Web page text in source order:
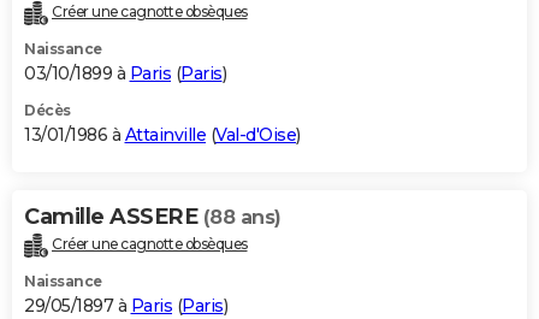
Créer une cagnotte obsèques
Naissance
03/10/1899 à Paris (Paris)
Décès
13/01/1986 à Attainville (Val-d'Oise)
Camille ASSERE (88 ans)
Créer une cagnotte obsèques
Naissance
29/05/1897 à Paris (Paris)